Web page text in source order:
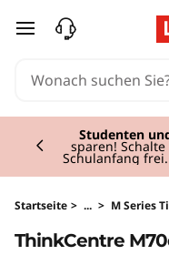
T
k
C
zum Hauptinhalt
Studenten
sparen!
Schulanfang frei.
Currently displaying
Startseite > ... > M Series
ThinkCentre